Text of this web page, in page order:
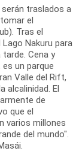
traslados a
el
Tras el
Nakuru para
Cena y
un parque
Valle del Rift,
alcalinidad. El
de
que el
varios millones
del mundo".